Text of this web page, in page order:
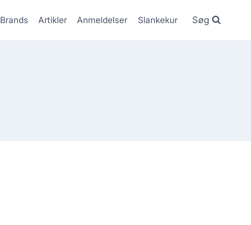
Brands Artikler Anmeldelser Slankekur Søg